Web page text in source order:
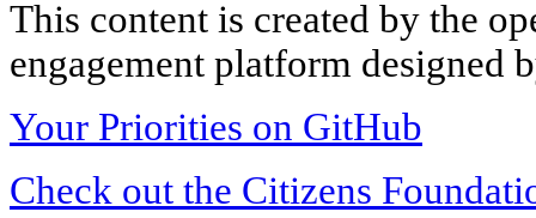
This content is created by the
engagement platform designed
Your Priorities on GitHub
Check out the Citizens